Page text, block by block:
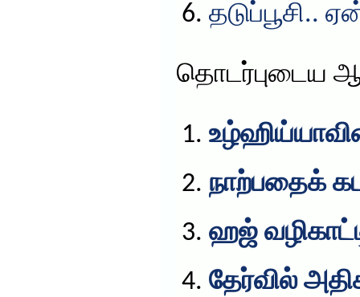
தடுப்பூசி..
தொடர்புடைய
நாற்பதைக்
ஹஜ்
தேர்வில்